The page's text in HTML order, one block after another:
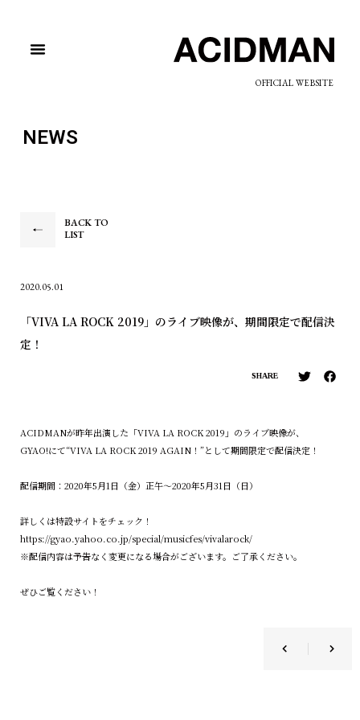
OFFICIAL WEBSITE
NEWS
BACK TO
LIST
2020.05.01
「VIVA LA ROCK 2019」のライブ映像が、期間限定で配信決
定！
SHARE
ACIDMANが昨年出演した「VIVA LA ROCK 2019」のライブ映像が、
GYAO!にて“VIVA LA ROCK 2019 AGAIN！”として期間限定で配信決定！
配信期間：2020年5月1日（金）正午〜2020年5月31日（日）
詳しくは特設サイトをチェック！
https://gyao.yahoo.co.jp/special/musicfes/vivalarock/
※配信内容は予告なく変更になる場合がございます。ご了承ください。
ぜひご覧ください！